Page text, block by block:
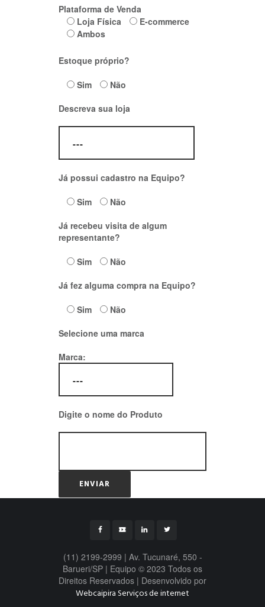
Plataforma de Venda
Loja Física
E-commerce
Ambos
Estoque próprio?
Sim
Não
Descreva sua loja
Já possui cadastro na Equipo?
Sim
Não
Já recebeu visita de algum
representante?
Sim
Não
Já fez alguma compra na Equipo?
Sim
Não
Selecione uma marca
Marca:
Digite o nome do Produto
(11) 2199-2999 | Av. Tucunaré, 550 -
Barueri/SP | Equipo © 2023 Todos os
Direitos Reservados | Desenvolvido por
Webcaipira Serviços de internet